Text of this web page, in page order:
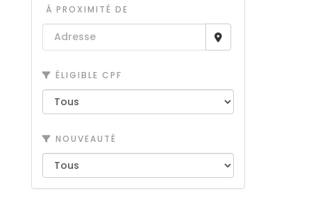
À PROXIMITÉ DE
ÉLIGIBLE CPF
NOUVEAUTÉ